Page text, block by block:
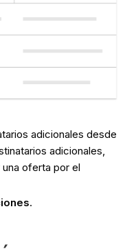
adicionales desde
adicionales,
oferta por el
.